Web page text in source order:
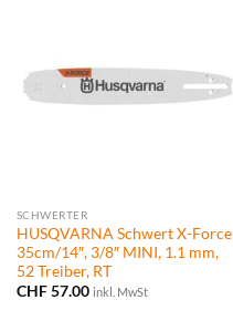
SCHWERTER
HUSQVARNA Schwert X-Force
35cm/14″, 3/8″ MINI, 1.1 mm,
52 Treiber, RT
CHF57.00 inkl. MwSt